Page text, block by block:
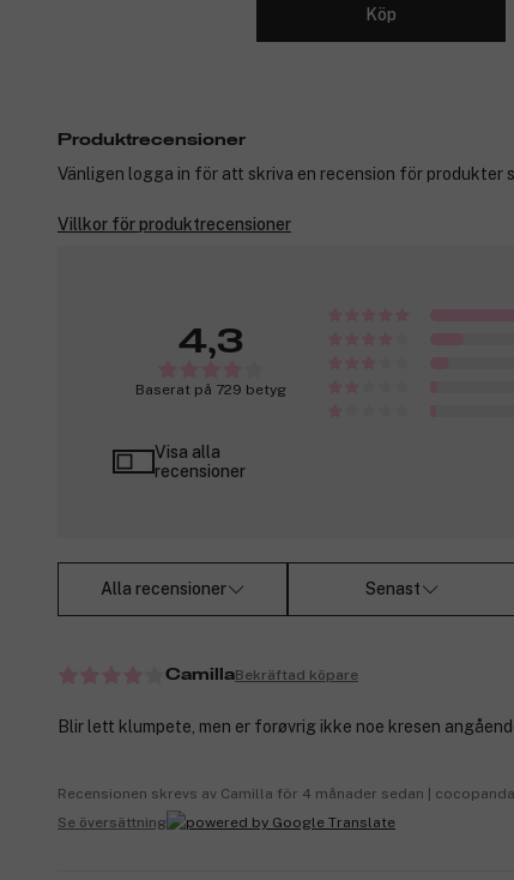
Köp
Produktrecensioner
Vänligen logga in för att skriva en recension för produkter
Villkor för produktrecensioner
4,3
Baserat på 729 betyg
Visa alla
recensioner
Alla recensioner Senast
CamillaBekräftad köpare
Blir lett klumpete, men er forøvrig ikke noe kresen
Recensionen skrevs av Camilla för 4 månader sedan |
Se översättning